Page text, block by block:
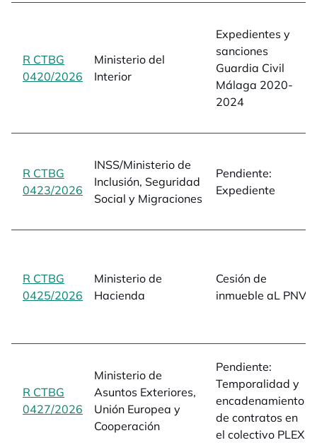
R CTBG
0420/2026 opens in a new tab
Ministerio del
Interior
Expedientes y
sanciones
Guardia Civil
Málaga 2020-
2024
R CTBG
0423/2026 opens in a new tab
INSS/Ministerio de
Inclusión, Seguridad
Social y Migraciones
Pendiente:
Expediente
R CTBG
0425/2026 opens in a new tab
Ministerio de
Hacienda
Cesión de
inmueble aL PNV
R CTBG
0427/2026 opens in a new tab
Ministerio de
Asuntos Exteriores,
Unión Europea y
Cooperación
Pendiente:
Temporalidad y
encadenamiento
de contratos en
el colectivo PLEX